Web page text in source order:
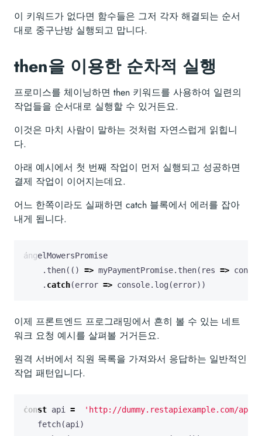
이 키워드가 없다면 함수들은 그저 각자 해결되는 순서
대로 중구난방 실행되고 맙니다.
then을 이용한 순차적 실행
프로미스를 체이닝하면 then 키워드를 사용하여 일련의
작업들을 순서대로 실행할 수 있거든요.
이것은 마치 사람이 말하는 것처럼 자연스럽게 읽힙니
다.
아래 예시에서 첫 번째 작업이 먼저 실행되고 성공하면
결제 작업이 이어지는데요.
어느 한쪽이라도 실패하면 catch 블록에서 에러를 잡아
내게 됩니다.
angelMowersPromise
. then(() => myPaymentPromise. then( res =>
. catch(error => console. log (error))
이제 프론트엔드 프로그래밍에서 흔히 볼 수 있는 네트
워크 요청 예시를 살펴볼 거거든요.
원격 서버에서 직원 목록을 가져와서 응답하는 일반적인
작업 패턴입니다.
const api =
'http://dummy.restapiexample.com/api/
fetch(api )